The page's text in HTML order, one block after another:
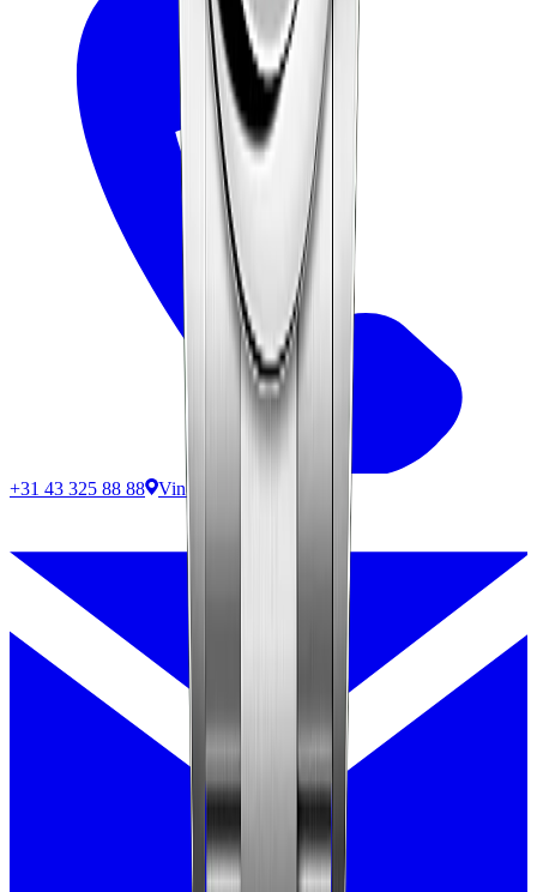
+31 43 325 88 88 Vind ons